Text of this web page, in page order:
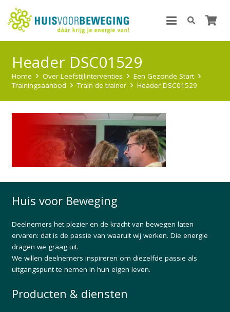
Header DSC01529
Home Over Leefstijlinterventies
Een Gezonde Start
Trainingsaanbod
Train de trainer Header DSC01529
Huis voor Beweging
Deelnemers het plezier en de kracht van bewegen laten
ervaren: dat is de passie van waaruit wij werken. Die energie
dragen we graag uit.
We willen deelnemers inspireren om diezelfde passie als
uitgangspunt te nemen in hun eigen leven.
Producten & diensten